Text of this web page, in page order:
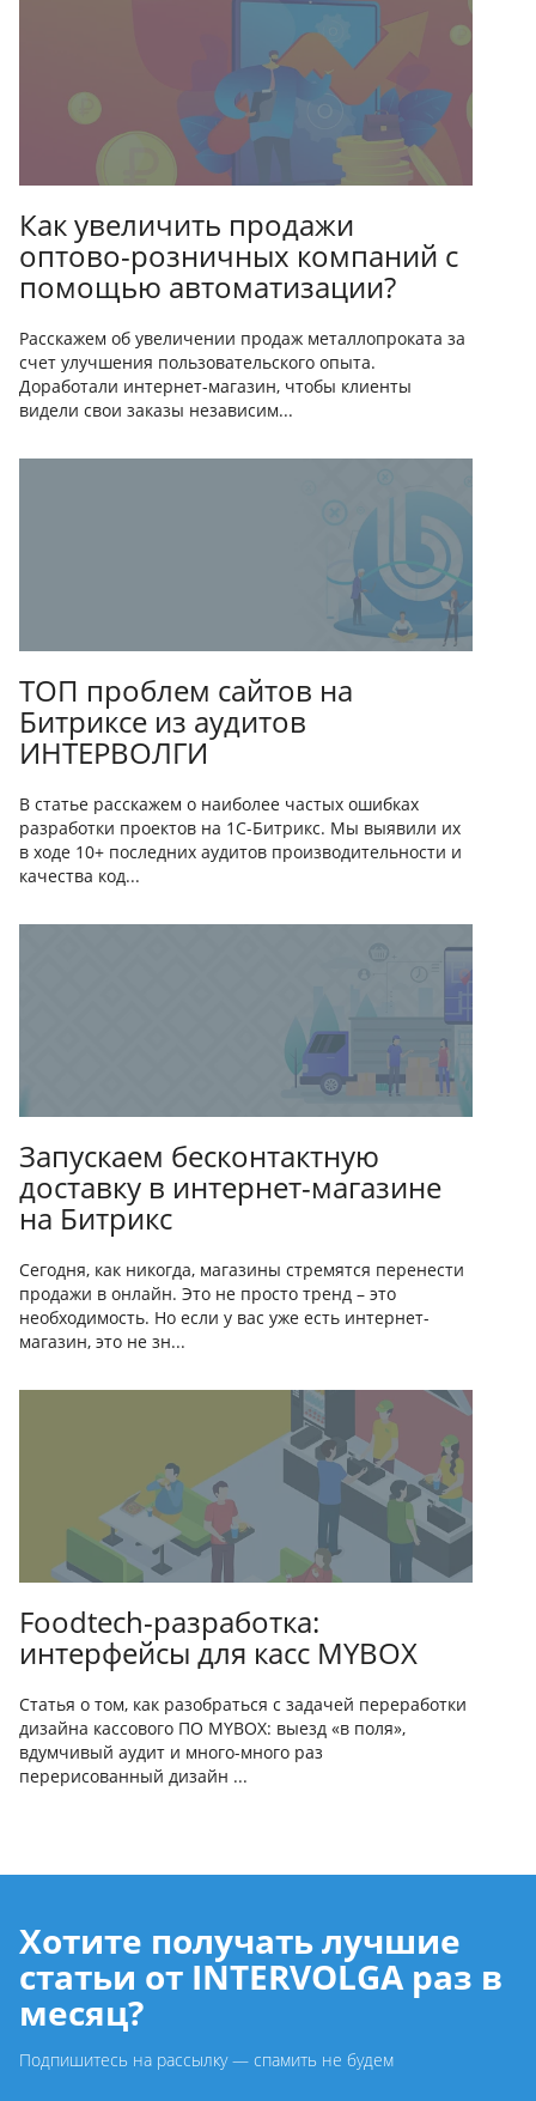
Как увеличить продажи
оптово-розничных компаний с
помощью автоматизации?
Расскажем об увеличении продаж металлопроката за
счет улучшения пользовательского опыта.
Доработали интернет-магазин, чтобы клиенты
видели свои заказы независим...
ТОП проблем сайтов на
Битриксе из аудитов
ИНТЕРВОЛГИ
В статье расскажем о наиболее частых ошибках
разработки проектов на 1С-Битрикс. Мы выявили их
в ходе 10+ последних аудитов производительности и
качества код...
Запускаем бесконтактную
доставку в интернет-магазине
на Битрикс
Сегодня, как никогда, магазины стремятся перенести
продажи в онлайн. Это не просто тренд – это
необходимость. Но если у вас уже есть интернет-
магазин, это не зн...
Foodtech-разработка:
интерфейсы для касс MYBOX
Статья о том, как разобраться с задачей переработки
дизайна кассового ПО MYBOX: выезд «в поля»,
вдумчивый аудит и много-много раз
перерисованный дизайн ...
Хотите получать лучшие
статьи от INTERVOLGA раз в
месяц?
Подпишитесь на рассылку — спамить не будем